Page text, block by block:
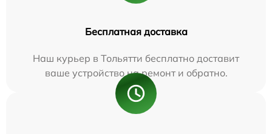
Бесплатная доставка
Наш курьер в Тольятти бесплатно доставит
ваше устройство на ремонт и обратно.